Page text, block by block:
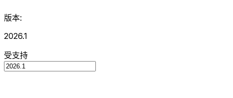
版本:
2026.1
受支持